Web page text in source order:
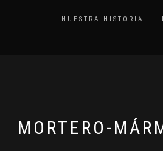
NUESTRA HISTORIA
MORTERO-